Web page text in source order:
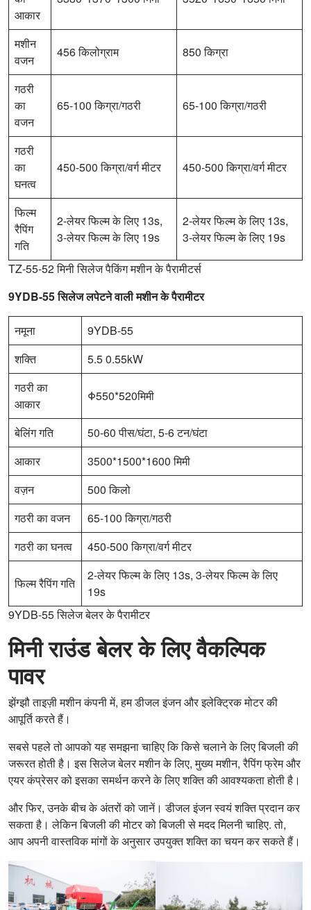
आकार
मशीन
वजन
456 किलोग्राम 850 किग्रा
गठरी
का
वजन
65-100 किग्रा/गठरी 65-100 किग्रा/गठरी
गठरी
का
घनत्व
450-500 किग्रा/वर्ग मीटर 450-500 किग्रा/वर्ग मीटर
फिल्म
रैपिंग
गति
2-लेयर फिल्म के लिए 13s,
3-लेयर फिल्म के लिए 19s
2-लेयर फिल्म के लिए 13s,
3-लेयर फिल्म के लिए 19s
TZ-55-52 मिनी सिलेज पैकिंग मशीन के पैरामीटर्स
9YDB-55 सिलेज लपेटने वाली मशीन के पैरामीटर
नमूना
9YDB-55
शक्ति
5.5 0.55kW
गठरी का
आकार
Φ550*520मिमी
बेलिंग गति
50-60 पीस/घंटा, 5-6 टन/घंटा
आकार
3500*1500*1600 मिमी
वज़न
500 किलो
गठरी का वजन
65-100 किग्रा/गठरी
गठरी का घनत्व
450-500 किग्रा/वर्ग मीटर
फिल्म रैपिंग गति
2-लेयर फिल्म के लिए 13s, 3-लेयर फिल्म के लिए
19s
9YDB-55 सिलेज बेलर के पैरामीटर
मिनी राउंड बेलर के लिए वैकल्पिक
पावर
झेंग्झौ ताइज़ी मशीन कंपनी में, हम डीजल इंजन और इलेक्ट्रिक मोटर की
आपूर्ति करते हैं।
सबसे पहले तो आपको यह समझना चाहिए कि किसे चलाने के लिए बिजली की
जरूरत होती है। इस सिलेज बेलर मशीन के लिए, मुख्य मशीन, रैपिंग फ्रेम और
एयर कंप्रेसर को इसका समर्थन करने के लिए शक्ति की आवश्यकता होती है।
और फिर, उनके बीच के अंतरों को जानें। डीजल इंजन स्वयं शक्ति प्रदान कर
सकता है। लेकिन बिजली की मोटर को बिजली से मदद मिलनी चाहिए. तो,
आप अपनी वास्तविक मांगों के अनुसार उपयुक्त शक्ति का चयन कर सकते हैं।